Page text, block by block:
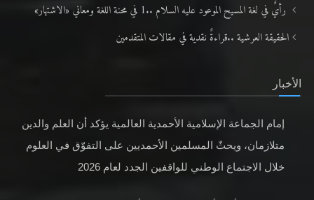
رأيٌ في لغة المسيح الموعود عليه السلام ..1 في محنة اللغة ومعاني «الاشتهار»
الحقيقة العرشية ..قراءةٌ نقدية في مقالات المتقدمين
الأخبار
إمام الجماعة الإسلامية الأحمدية العالمية يؤكد أن العلم والدين
متلازمان، ويحثّ المسلمين الأحمديين على التفوّق في العلوم
خلال الاجتماع الوطني للواقفين الجدد لعام 2026